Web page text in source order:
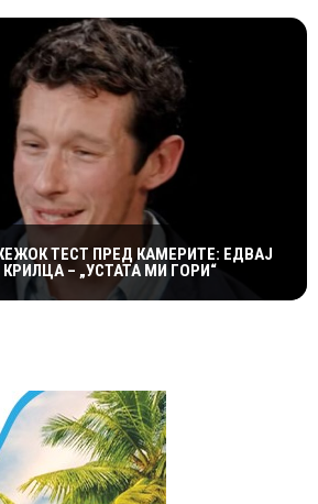
ТЕСТ ПРЕД КАМЕРИТЕ: ЕДВАЈ
– „УСТАТА МИ ГОРИ“